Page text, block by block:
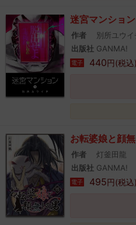
迷宮マンション
作者
別所ユウイ
出版社 GANMA!
電子 440円(税込)
お転婆娘と顔
作者
灯釜田龍
出版社 GANMA!
電子 495円(税込)